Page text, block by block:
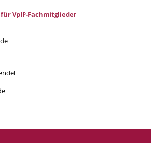
VpIP-Fachmitglieder